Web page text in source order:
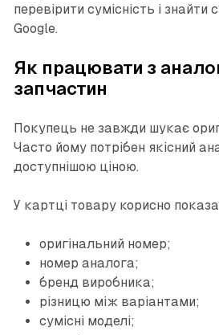
перевірити сумісність і знайти
Google.
Як працювати з
запчастин
Покупець не завжди шукає
Часто йому потрібен якісний
доступнішою ціною.
У картці товару корисно
оригінальний номер;
номер аналога;
бренд виробника;
різницю між варіантами;
сумісні моделі;